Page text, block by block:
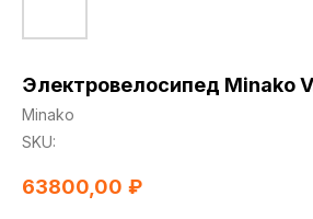
Электровелосипед Minako
Minako
SKU:
63800,00 ₽